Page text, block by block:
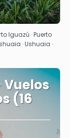
Iguazú · Puerto
· Ushuaia ·
(16